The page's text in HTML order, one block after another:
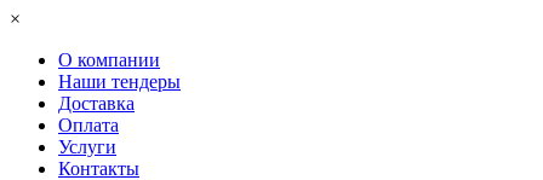
×
О компании
Наши тендеры
Доставка
Оплата
Услуги
Контакты